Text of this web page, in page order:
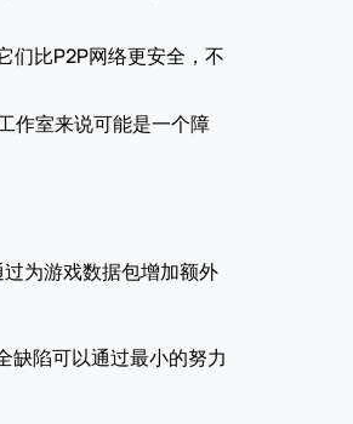
们比P2P网络更安全，不
作室来说可能是一个障
为游戏数据包增加额外
缺陷可以通过最小的努力